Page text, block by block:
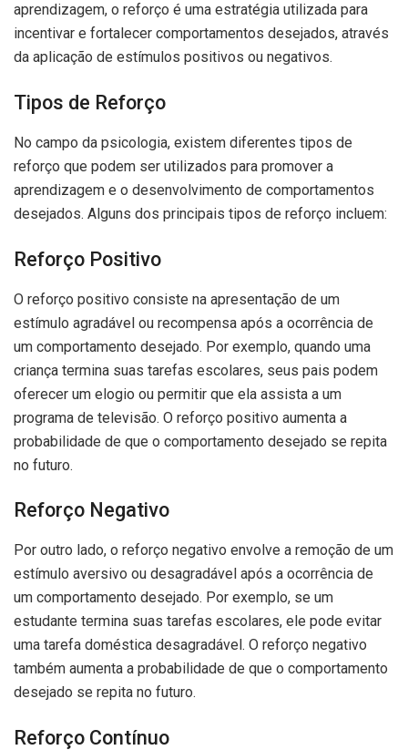
aprendizagem, o reforço é uma estratégia utilizada para
incentivar e fortalecer comportamentos desejados, através
da aplicação de estímulos positivos ou negativos.
Tipos de Reforço
No campo da psicologia, existem diferentes tipos de
reforço que podem ser utilizados para promover a
aprendizagem e o desenvolvimento de comportamentos
desejados. Alguns dos principais tipos de reforço incluem:
Reforço Positivo
O reforço positivo consiste na apresentação de um
estímulo agradável ou recompensa após a ocorrência de
um comportamento desejado. Por exemplo, quando uma
criança termina suas tarefas escolares, seus pais podem
oferecer um elogio ou permitir que ela assista a um
programa de televisão. O reforço positivo aumenta a
probabilidade de que o comportamento desejado se repita
no futuro.
Reforço Negativo
Por outro lado, o reforço negativo envolve a remoção de um
estímulo aversivo ou desagradável após a ocorrência de
um comportamento desejado. Por exemplo, se um
estudante termina suas tarefas escolares, ele pode evitar
uma tarefa doméstica desagradável. O reforço negativo
também aumenta a probabilidade de que o comportamento
desejado se repita no futuro.
Reforço Contínuo